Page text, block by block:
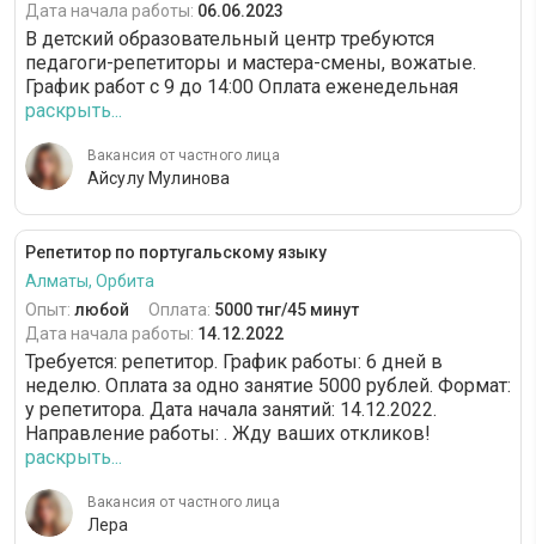
Дата начала работы: 06.06.2023
В детский образовательный центр требуются
педагоги-репетиторы и мастера-смены, вожатые.
График работ с 9 до 14:00 Оплата еженедельная
раскрыть...
Вакансия от частного лица
Айсулу Мулинова
Репетитор по португальскому языку
Алматы, Орбита
Опыт: любой Оплата: 5000 тнг/45 минут
Дата начала работы: 14.12.2022
Требуется: репетитор. График работы: 6 дней в
неделю. Оплата за одно занятие 5000 рублей. Формат:
у репетитора. Дата начала занятий: 14.12.2022.
Направление работы: . Жду ваших откликов!
раскрыть...
Вакансия от частного лица
Лера